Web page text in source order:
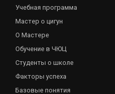
Учебная программа
Мастер о цигун
О Мастере
Обучение в ЧЮЦ
Студенты о школе
Факторы успеха
Базовые понятия